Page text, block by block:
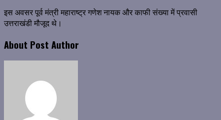
इस अवसर पूर्व मंत्री महाराष्ट्र गणेश नायक और काफी संख्या में प्रवासी
उत्तराखंडी मौजूद थे।
About Post Author